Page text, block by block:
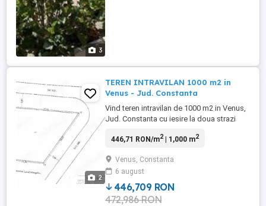
3
2
TEREN INTRAVILAN 1000 m2 in
Venus - Jud. Constanta
Vind teren intravilan de 1000 m2 in Venus,
Jud. Constanta cu iesire la doua strazi
terenului. Pret: 85000 euro (discutabil)
446,71 RON/m2| 1,000 m2
Venus, Constanta
6 august
446,709 RON
472,986 RON